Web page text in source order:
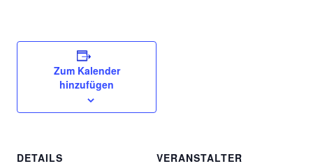
Zum Kalender
hinzufügen
DETAILS
VERANSTALTER